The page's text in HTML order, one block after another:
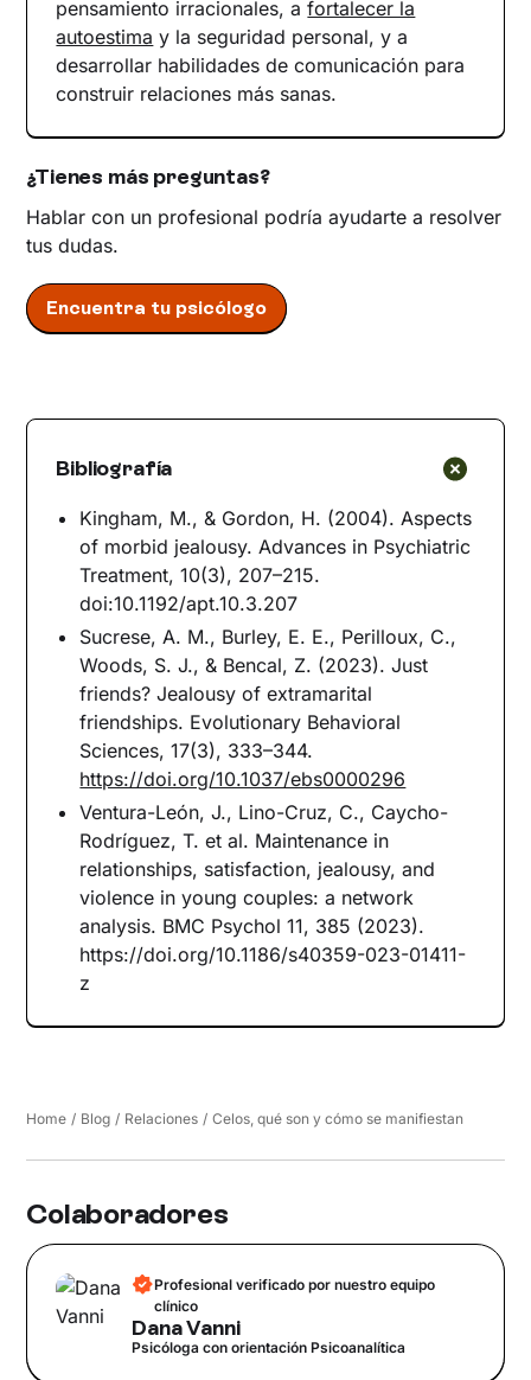
pensamiento irracionales, afortalecer la
autoestima y la seguridad personal, y a
desarrollar habilidades de comunicación para
construir relaciones más sanas.
¿Tienes más preguntas?
Hablar con un profesional podría ayudarte a resolver
tus dudas.
Encuentra tu psicólogo
Bibliografía
Kingham, M., & Gordon, H. (2004). Aspects
of morbid jealousy. Advances in Psychiatric
Treatment, 10(3), 207–215.
doi:10.1192/apt.10.3.207
Sucrese, A. M., Burley, E. E., Perilloux, C.,
Woods, S. J., & Bencal, Z. (2023). Just
friends? Jealousy of extramarital
friendships. Evolutionary Behavioral
Sciences, 17(3), 333–344.
https://doi.org/10.1037/ebs0000296
Ventura-León, J., Lino-Cruz, C., Caycho-
Rodríguez, T. et al. Maintenance in
relationships, satisfaction, jealousy, and
violence in young couples: a network
analysis. BMC Psychol 11, 385 (2023).
https://doi.org/10.1186/s40359-023-01411-
z
Home / Blog / Relaciones / Celos, qué son y cómo se manifiestan
Colaboradores
Profesional verificado por nuestro equipo
clínico
Dana Vanni
Psicóloga con orientación Psicoanalítica